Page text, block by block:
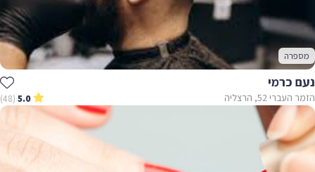
מספרה
נעם כרמי
הזמר העברי 52, הרצליה 5.0
(48)